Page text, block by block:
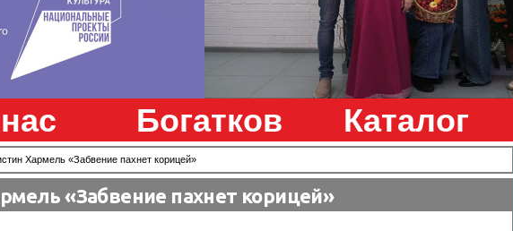
Богатков Каталог
Хармель «Забвение пахнет корицей»
«Забвение пахнет корицей»